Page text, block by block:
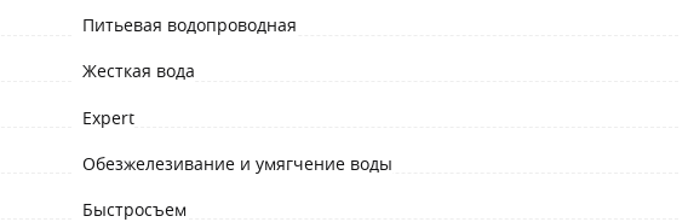
Питьевая водопроводная
Жесткая вода
Expert
Обезжелезивание и умягчение воды
Быстросъем